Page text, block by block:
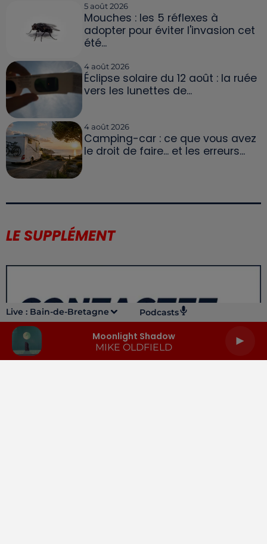
Live : Bain-de-Bretagne Podcasts
Moonlight Shadow
MIKE OLDFIELD
5 août 2026
Mouches : les 5 réflexes à
adopter pour éviter l'invasion cet
été...
4 août 2026
Éclipse solaire du 12 août : la ruée
vers les lunettes de...
4 août 2026
Camping-car : ce que vous avez
le droit de faire... et les erreurs...
LE SUPPLÉMENT